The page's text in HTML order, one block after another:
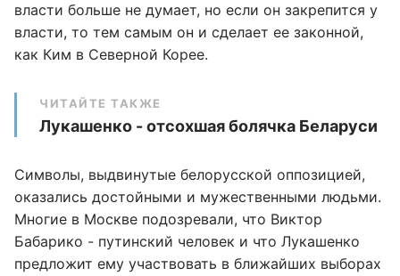
власти больше не думает, но если он закрепится у
власти, то тем самым он и сделает ее законной,
как Ким в Северной Корее.
ЧИТАЙТЕ ТАКЖЕ
Лукашенко - отсохшая болячка Беларуси
Символы, выдвинутые белорусской оппозицией,
оказались достойными и мужественными людьми.
Многие в Москве подозревали, что Виктор
Бабарико - путинский человек и что Лукашенко
предложит ему участвовать в ближайших выборах